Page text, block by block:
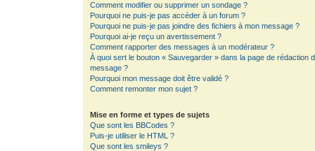
Comment modifier ou supprimer un sondage ?
Pourquoi ne puis-je pas accéder à un forum ?
Pourquoi ne puis-je pas joindre des fichiers à mon message ?
Pourquoi ai-je reçu un avertissement ?
Comment rapporter des messages à un modérateur ?
À quoi sert le bouton « Sauvegarder » dans la page de rédaction
message ?
Pourquoi mon message doit être validé ?
Comment remonter mon sujet ?
Mise en forme et types de sujets
Que sont les BBCodes ?
Puis-je utiliser le HTML ?
Que sont les smileys ?